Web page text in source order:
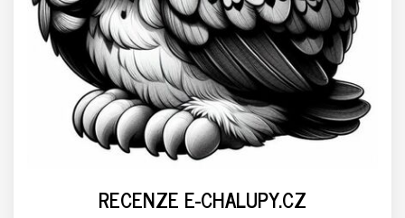
RECENZE E-CHALUPY.CZ